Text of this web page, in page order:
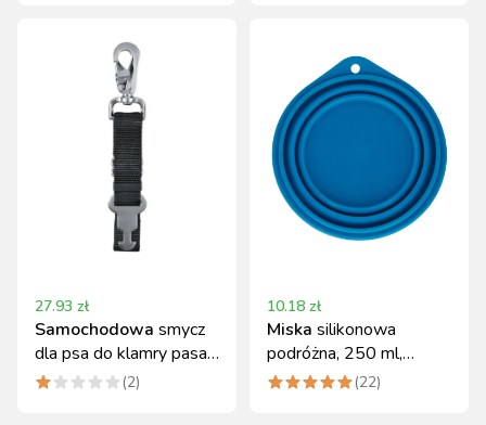
27.93 zł
Samochodowa smycz
dla psa do klamry pasa
bezpieczeństwa, 40 -
(2)
10.18 zł
Miska silikonowa
podróżna, 250 ml,
niebieska, Kerbl
(22)